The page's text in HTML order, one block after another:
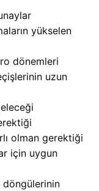
yükselen
dönemleri
uzun
olman gerektiği
için uygun
döngülerinin